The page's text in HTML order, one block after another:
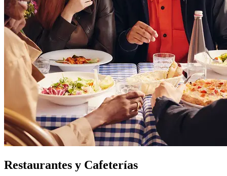
Restaurantes y Cafeterías